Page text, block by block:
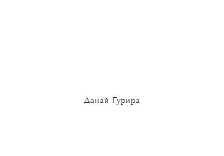
Данай Гурира